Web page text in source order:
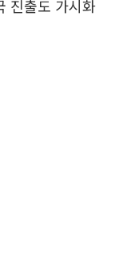
진출도 가시화